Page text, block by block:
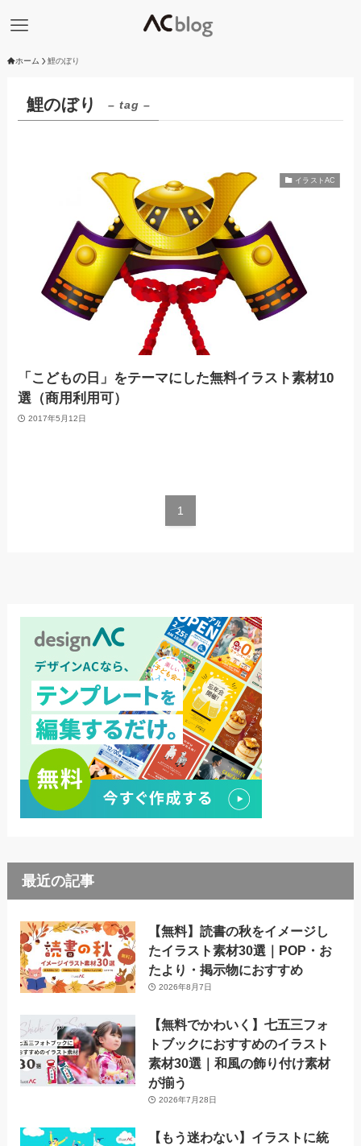
ホーム 鯉のぼり
鯉のぼり – tag –
イラストAC
「こどもの日」をテーマにした無料イラスト素材10
選（商用利用可）
2017年5月12日
1
最近の記事
【無料】読書の秋をイメージし
たイラスト素材30選｜POP・お
たより・掲示物におすすめ
2026年8月7日
【無料でかわいく】七五三フォ
トブックにおすすめのイラスト
素材30選｜和風の飾り付け素材
が揃う
2026年7月28日
【もう迷わない】イラストに統